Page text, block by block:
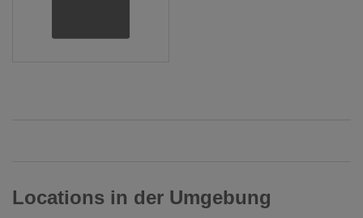
Locations in der Umgebung